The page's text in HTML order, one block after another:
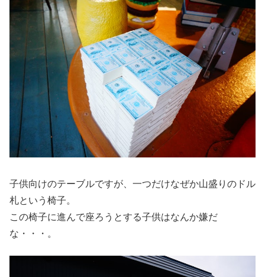
子供向けのテーブルですが、一つだけなぜか山盛りのドル
札という椅子。
この椅子に進んで座ろうとする子供はなんか嫌だ
な・・・。